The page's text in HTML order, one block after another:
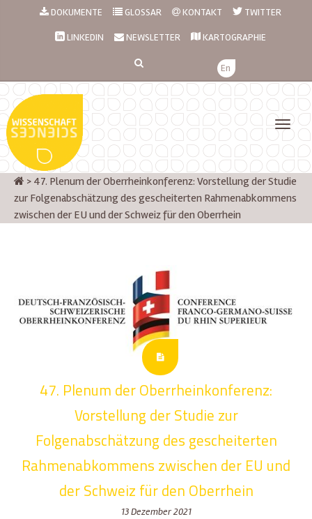
DOKUMENTE GLOSSAR KONTAKT TWITTER
LINKEDIN NEWSLETTER KARTOGRAPHIE
En
> 47. Plenum der Oberrheinkonferenz: Vorstellung der Studie
zur Folgenabschätzung des gescheiterten Rahmenabkommens
zwischen der EU und der Schweiz für den Oberrhein
47. Plenum der Oberrheinkonferenz:
Vorstellung der Studie zur
Folgenabschätzung des gescheiterten
Rahmenabkommens zwischen der EU und
der Schweiz für den Oberrhein
13 Dezember 2021